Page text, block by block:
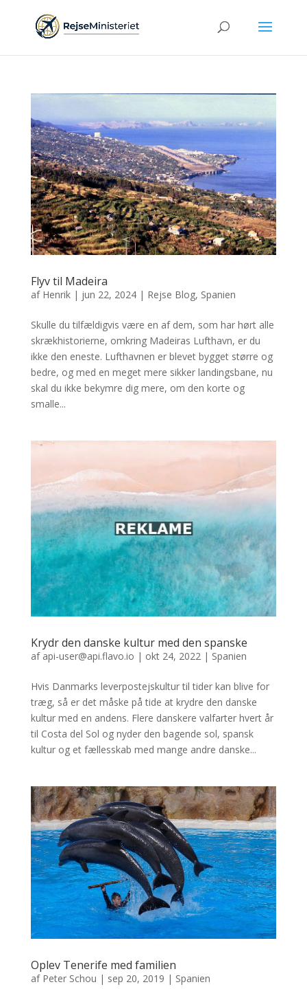
Flyv til Madeira
af Henrik| jun 22, 2024| Rejse Blog, Spanien
Skulle du tilfældigvis være en af dem, som har hørt alle
skrækhistorierne, omkring Madeiras Lufthavn, er du
ikke den eneste. Lufthavnen er blevet bygget større og
bedre, og med en meget mere sikker landingsbane, nu
skal du ikke bekymre dig mere, om den korte og
smalle...
Krydr den danske kultur med den spanske
af api-user@api.flavo.io | okt 24, 2022| Spanien
Hvis Danmarks leverpostejskultur til tider kan blive for
træg, så er det måske på tide at krydre den danske
kultur med en andens. Flere danskere valfarter hvert år
til Costa del Sol og nyder den bagende sol, spansk
kultur og et fællesskab med mange andre danske...
Oplev Tenerife med familien
af Peter Schou | sep 20, 2019 | Spanien